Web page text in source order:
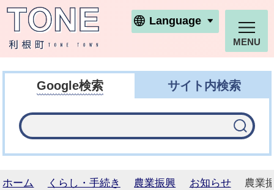
利根町ホームページ
Language
MENU
Google検索 サイト内検索
ホーム くらし・手続き 農業振興 お知らせ 農業